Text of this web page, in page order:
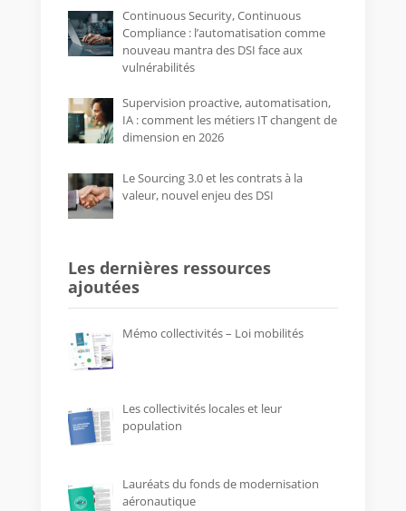
Continuous Security, Continuous
Compliance : l’automatisation comme
nouveau mantra des DSI face aux
vulnérabilités
Supervision proactive, automatisation,
IA : comment les métiers IT changent de
dimension en 2026
Le Sourcing 3.0 et les contrats à la
valeur, nouvel enjeu des DSI
Les dernières ressources
ajoutées
Mémo collectivités – Loi mobilités
Les collectivités locales et leur
population
Lauréats du fonds de modernisation
aéronautique